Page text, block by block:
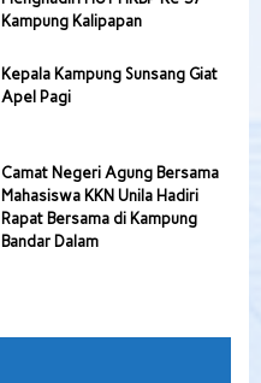
Kampung Kalipapan
Kepala Kampung Sunsang Giat
Apel Pagi
Camat Negeri Agung Bersama
Mahasiswa KKN Unila Hadiri
Rapat Bersama di Kampung
Bandar Dalam